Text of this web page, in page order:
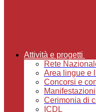
Attività e progetti
Rete
Area lingue e
Concorsi e
Cerimonia di
ICDL